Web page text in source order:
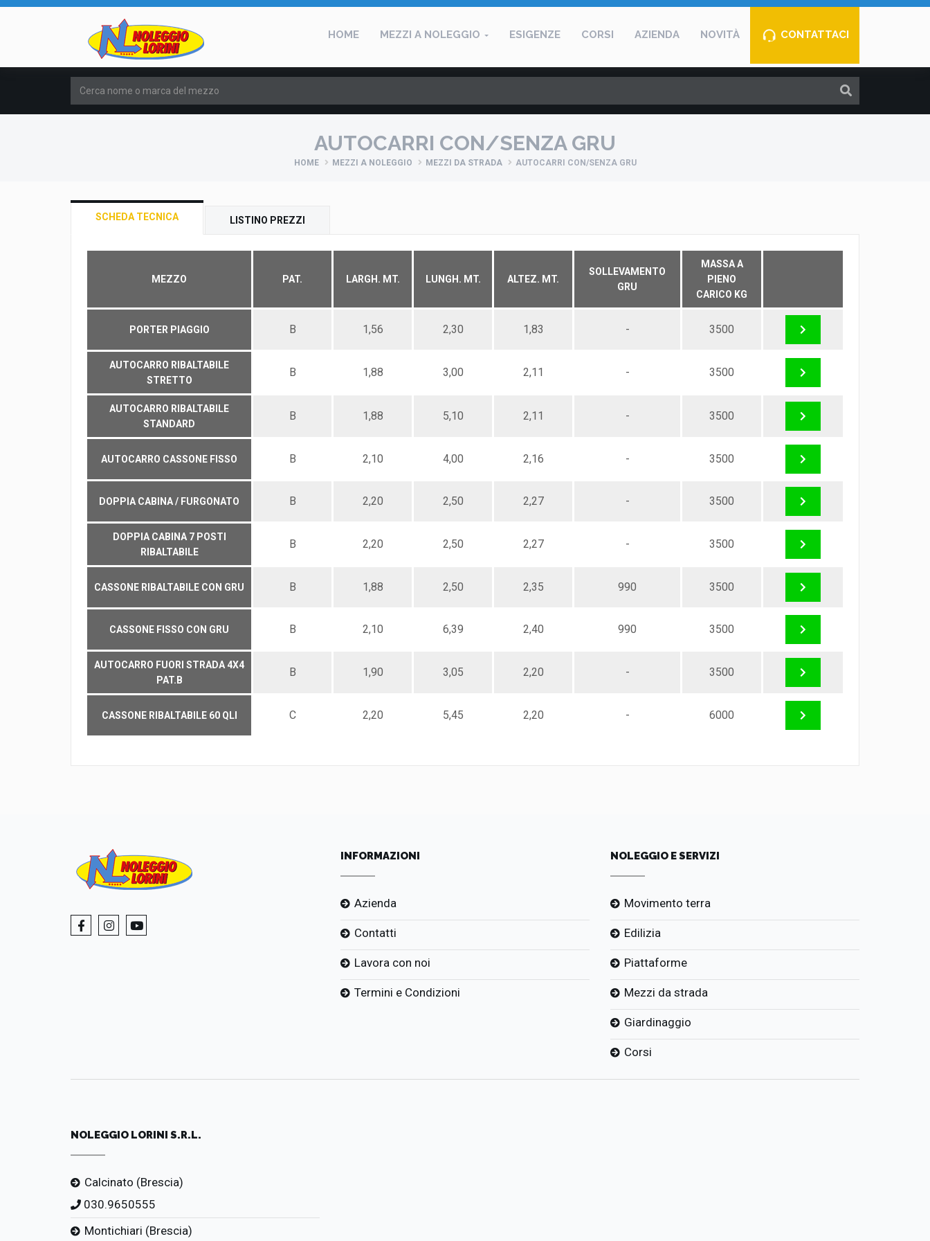
HOME MEZZI A NOLEGGIO ESIGENZE CORSI AZIENDA NOVITÀ CONTATTACI
AUTOCARRI CON/SENZA GRU
HOME MEZZI A NOLEGGIO MEZZI DA STRADA AUTOCARRI CON/SENZA GRU
SCHEDA TECNICA LISTINO PREZZI
MEZZO PAT. LARGH. MT. LUNGH. MT. ALTEZ. MT.
SOLLEVAMENTO
GRU
MASSA A
PIENO
CARICO KG
PORTER PIAGGIO B 1,56 2,30 1,83 - 3500
AUTOCARRO RIBALTABILE
STRETTO
B 1,88 3,00 2,11 - 3500
AUTOCARRO RIBALTABILE
STANDARD
B 1,88 5,10 2,11 - 3500
AUTOCARRO CASSONE FISSO B 2,10 4,00 2,16 - 3500
DOPPIA CABINA / FURGONATO B 2,20 2,50 2,27 - 3500
DOPPIA CABINA 7 POSTI
RIBALTABILE
B 2,20 2,50 2,27 - 3500
CASSONE RIBALTABILE CON GRU B 1,88 2,50 2,35 990 3500
CASSONE FISSO CON GRU B 2,10 6,39 2,40 990 3500
AUTOCARRO FUORI STRADA 4X4
PAT.B
B 1,90 3,05 2,20 - 3500
CASSONE RIBALTABILE 60 QLI C 2,20 5,45 2,20 - 6000
INFORMAZIONI
Azienda
Contatti
Lavora con noi
Termini e Condizioni
NOLEGGIO E SERVIZI
Movimento terra
Edilizia
Piattaforme
Mezzi da strada
Giardinaggio
Corsi
NOLEGGIO LORINI S.R.L.
Calcinato (Brescia)
030.9650555
Montichiari (Brescia)